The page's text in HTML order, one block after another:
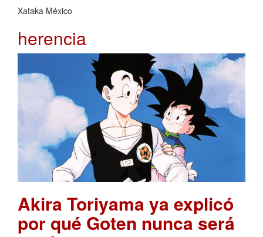
Xataka México
herencia
Akira Toriyama ya explicó
por qué Goten nunca será